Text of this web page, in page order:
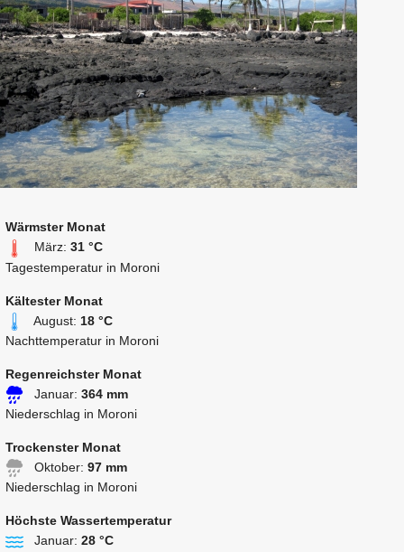
Wärmster Monat
März: 31 °C
Tagestemperatur in Moroni
Kältester Monat
August: 18 °C
Nachttemperatur in Moroni
Regenreichster Monat
Januar: 364 mm
Niederschlag in Moroni
Trockenster Monat
Oktober: 97 mm
Niederschlag in Moroni
Höchste Wassertemperatur
Januar: 28 °C